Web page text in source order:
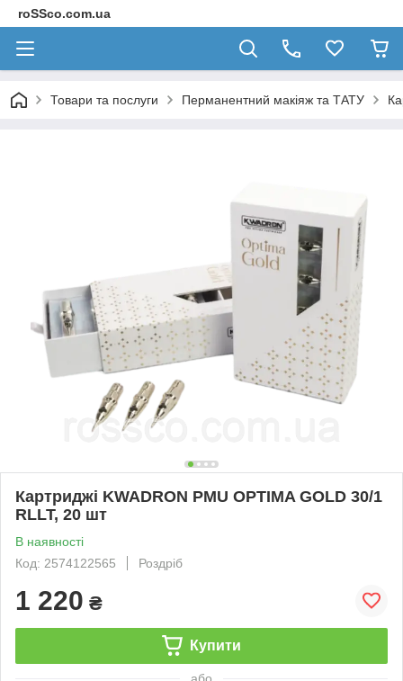
roSSco.com.ua
Товари та послуги Перманентний макіяж та ТАТУ
Картриджі KWADRON PMU OPTIMA GOLD 30/1
RLLT, 20 шт
В наявності
Код: 2574122565
Роздріб
1 220 ₴
Купити
або